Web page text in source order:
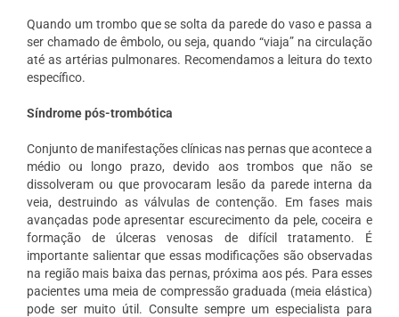
Quando um trombo que se solta da parede do vaso e passa a
ser chamado de êmbolo, ou seja, quando “viaja” na circulação
até as artérias pulmonares. Recomendamos a leitura do texto
específico.
Síndrome pós-trombótica
Conjunto de manifestações clínicas nas pernas que acontece a
médio ou longo prazo, devido aos trombos que não se
dissolveram ou que provocaram lesão da parede interna da
veia, destruindo as válvulas de contenção. Em fases mais
avançadas pode apresentar escurecimento da pele, coceira e
formação de úlceras venosas de difícil tratamento. É
importante salientar que essas modificações são observadas
na região mais baixa das pernas, próxima aos pés. Para esses
pacientes uma meia de compressão graduada (meia elástica)
pode ser muito útil. Consulte sempre um especialista para